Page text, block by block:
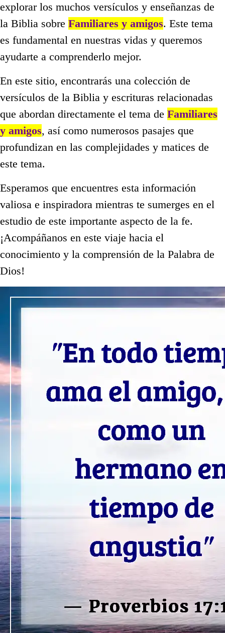
explorar los muchos versículos y enseñanzas de
la Biblia sobre Familiares y amigos. Este tema
es fundamental en nuestras vidas y queremos
ayudarte a comprenderlo mejor.
En este sitio, encontrarás una colección de
versículos de la Biblia y escrituras relacionadas
que abordan directamente el tema de Familiares
y amigos, así como numerosos pasajes que
profundizan en las complejidades y matices de
este tema.
Esperamos que encuentres esta información
valiosa e inspiradora mientras te sumerges en el
estudio de este importante aspecto de la fe.
¡Acompáñanos en este viaje hacia el
conocimiento y la comprensión de la Palabra de
Dios!